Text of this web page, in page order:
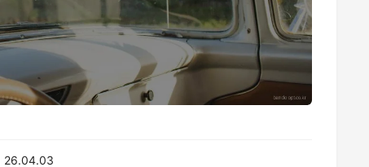
26.04.03